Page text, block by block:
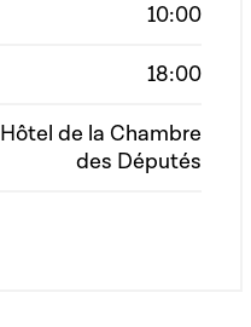
10:00
18:00
Hôtel de la Chambre
des Députés